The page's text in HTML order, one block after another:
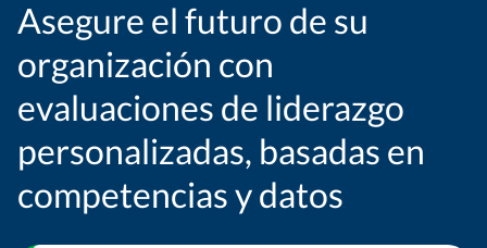
Asegure el futuro de su
organización con
evaluaciones de liderazgo
personalizadas, basadas en
competencias y datos